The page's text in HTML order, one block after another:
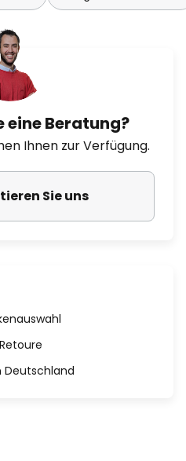
eine Beratung?
Ihnen zur Verfügung.
Sie uns
Deutschland